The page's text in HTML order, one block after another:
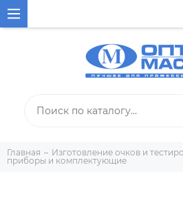
Главная Изготовление очков и
приборы и комплектующие